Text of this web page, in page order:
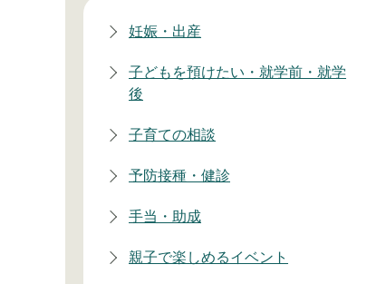
妊娠・出産
子どもを預けたい・就学前・就学
後
子育ての相談
予防接種・健診
手当・助成
親子で楽しめるイベント